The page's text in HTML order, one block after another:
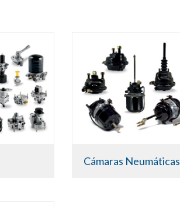
Cámaras Neumáticas